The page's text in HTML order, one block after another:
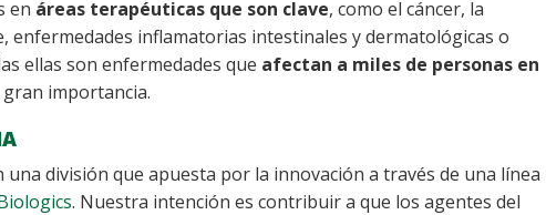
en áreas terapéuticas que son clave, como el cáncer, la
enfermedades inflamatorias intestinales y dermatológicas o
ellas son enfermedades que afectan a miles de personas en
importancia.
una división que apuesta por la innovación a través de una línea
. Nuestra intención es contribuir a que los agentes del